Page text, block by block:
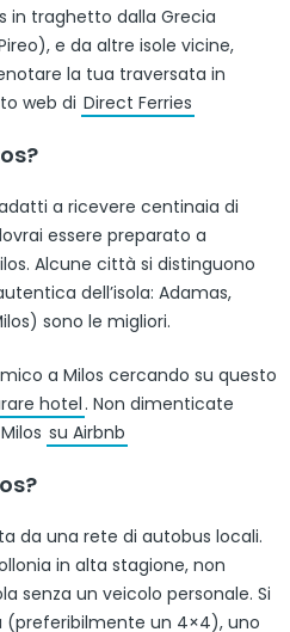
in traghetto dalla Grecia
e da altre isole vicine,
la tua traversata in
web di Direct Ferries
a ricevere centinaia di
essere preparato a
Alcune città si distinguono
dell’isola: Adamas,
sono le migliori.
a Milos cercando su questo
hotel . Non dimenticate
su Airbnb
da una rete di autobus locali.
in alta stagione, non
senza un veicolo personale. Si
un 4×4), uno